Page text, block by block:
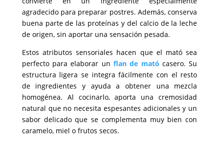
agradecido para preparar postres. Además, conserva
buena parte de las proteínas y del calcio de la leche
de origen, sin aportar una sensación pesada.
Estos atributos sensoriales hacen que el mató sea
perfecto para elaborar un flan de mató casero. Su
estructura ligera se integra fácilmente con el resto
de ingredientes y ayuda a obtener una mezcla
homogénea. Al cocinarlo, aporta una cremosidad
natural que no necesita espesantes adicionales y un
sabor delicado que se complementa muy bien con
caramelo, miel o frutos secos.